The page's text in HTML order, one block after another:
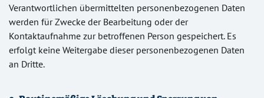
Verantwortlichen übermittelten personenbezogenen Daten
werden für Zwecke der Bearbeitung oder der
Kontaktaufnahme zur betroffenen Person gespeichert. Es
erfolgt keine Weitergabe dieser personenbezogenen Daten
an Dritte.